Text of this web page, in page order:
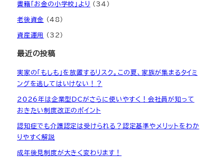
書籍「お金の小学校」より (34)
老後資金 (48)
資産運用 (32)
最近の投稿
実家の「もしも」を放置するリスク。この夏、家族が集まるタイミ
ングを逃してはいけない！？
2026年は企業型DCがさらに使いやすく！会社員が知って
おきたい制度改正のポイント
認知症でも介護認定は受けられる？認定基準やメリットをわか
りやすく解説
成年後見制度が大きく変わります！